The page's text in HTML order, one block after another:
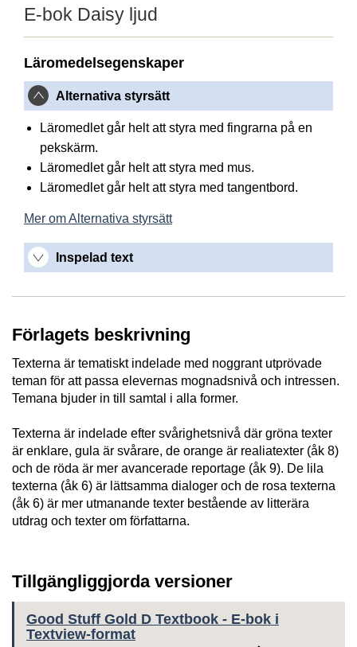
E-bok Daisy ljud
Läromedelsegenskaper
Alternativa styrsätt
Läromedlet går helt att styra med fingrarna på en
pekskärm.
Läromedlet går helt att styra med mus.
Läromedlet går helt att styra med tangentbord.
Mer om Alternativa styrsätt
Inspelad text
Förlagets beskrivning
Texterna är tematiskt indelade med noggrant utprövade
teman för att passa elevernas mognadsnivå och intressen.
Temana bjuder in till samtal i alla former.
Texterna är indelade efter svårighetsnivå där gröna texter
är enklare, gula är svårare, de orange är realiatexter (åk 8)
och de röda är mer avancerade reportage (åk 9). De lila
texterna (åk 6) är lättsamma dialoger och de rosa texterna
(åk 6) är mer utmanande texter bestående av litterära
utdrag och texter om författarna.
Tillgängliggjorda versioner
Good Stuff Gold D Textbook - E-bok i
Textview-format